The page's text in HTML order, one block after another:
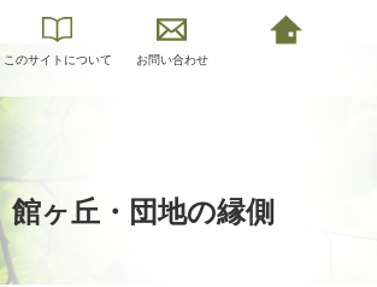
このサイトについて お問い合わせ
館ヶ丘・団地の縁側